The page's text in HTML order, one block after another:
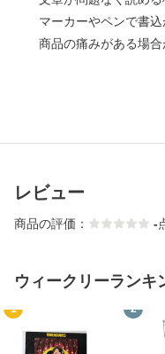
マーカーやペンで書込
商品の痛みがある場合
レビュー
商品の評価： -
ウィークリーランキ
1 2